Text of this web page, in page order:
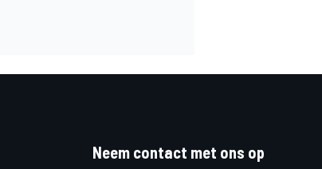
Neem contact met ons op